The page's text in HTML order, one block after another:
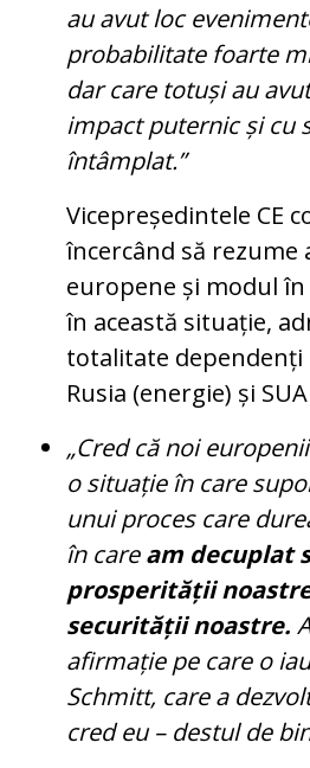
au avut loc
probabilitate foarte
dar care totuși au
impact puternic și cu
întâmplat.”
Vicepreședintele CE
încercând să rezume
europene și modul în
în această situație,
totalitate dependenți
Rusia (energie) și
„Cred că noi
o situație în care
unui proces care
în caream decuplat
prosperității
securității noastre.
afirmație pe care o
Schmitt, care a
cred eu – destul de